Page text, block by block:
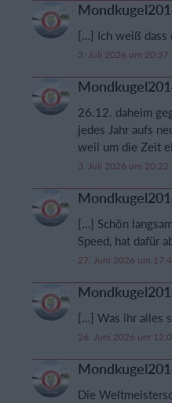
[…] Ich weiß dass
3. Juli 2026 um 20:37
26.12. daheim
jedes Jahr aufs
weil um die Zeit
3. Juli 2026 um 20:22
[…] Schön
Speed, hat dafür
27. Juni 2026 um
[…] Was ihr alles
26. Juni 2026 um
Die